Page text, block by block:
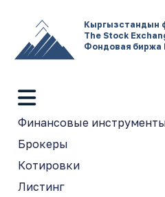
Кыргызстандын
The Stock
Фондовая биржа
Финансовые
Брокеры
Котировки
Листинг